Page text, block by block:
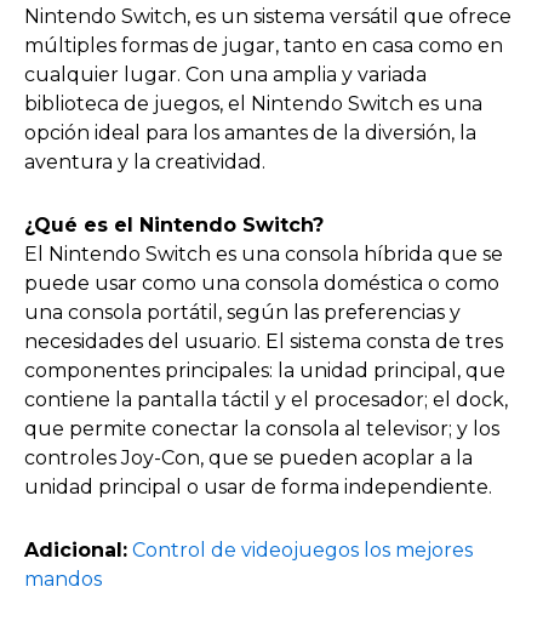
Nintendo Switch, es un sistema versátil que ofrece
múltiples formas de jugar, tanto en casa como en
cualquier lugar. Con una amplia y variada
biblioteca de juegos, el Nintendo Switch es una
opción ideal para los amantes de la diversión, la
aventura y la creatividad.
¿Qué es el Nintendo Switch?
El Nintendo Switch es una consola híbrida que se
puede usar como una consola doméstica o como
una consola portátil, según las preferencias y
necesidades del usuario. El sistema consta de tres
componentes principales: la unidad principal, que
contiene la pantalla táctil y el procesador; el dock,
que permite conectar la consola al televisor; y los
controles Joy-Con, que se pueden acoplar a la
unidad principal o usar de forma independiente.
Adicional: Control de videojuegos los mejores
mandos